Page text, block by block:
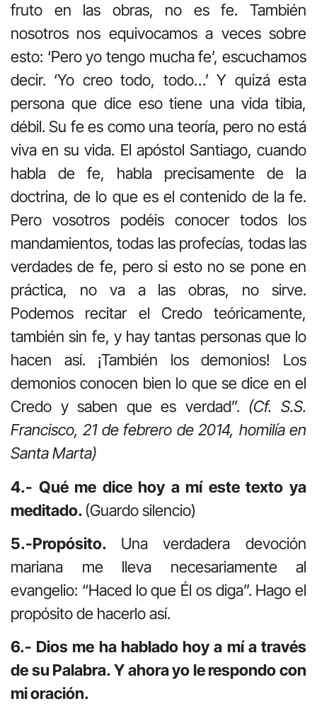
fruto en las obras, no es fe. También
nosotros nos equivocamos a veces sobre
esto: ‘Pero yo tengo mucha fe’, escuchamos
decir. ‘Yo creo todo, todo…’ Y quizá esta
persona que dice eso tiene una vida tibia,
débil. Su fe es como una teoría, pero no está
viva en su vida. El apóstol Santiago, cuando
habla de fe, habla precisamente de la
doctrina, de lo que es el contenido de la fe.
Pero vosotros podéis conocer todos los
mandamientos, todas las profecías, todas las
verdades de fe, pero si esto no se pone en
práctica, no va a las obras, no sirve.
Podemos recitar el Credo teóricamente,
también sin fe, y hay tantas personas que lo
hacen así. ¡También los demonios! Los
demonios conocen bien lo que se dice en el
Credo y saben que es verdad”. (Cf. S.S.
Francisco, 21 de febrero de 2014, homilía en
Santa Marta)
4.- Qué me dice hoy a mí este texto ya
meditado.(Guardo silencio)
5.-Propósito. Una verdadera devoción
mariana me lleva necesariamente al
evangelio: “Haced lo que Él os diga”. Hago el
propósito de hacerlo así.
6.- Dios me ha hablado hoy a mí a través
de su Palabra. Y ahora yo le respondo con
mi oración.